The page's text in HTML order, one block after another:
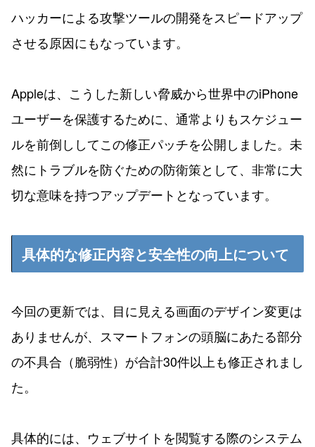
ハッカーによる攻撃ツールの開発をスピードアップ
させる原因にもなっています。
Appleは、こうした新しい脅威から世界中のiPhone
ユーザーを保護するために、通常よりもスケジュー
ルを前倒ししてこの修正パッチを公開しました。未
然にトラブルを防ぐための防衛策として、非常に大
切な意味を持つアップデートとなっています。
具体的な修正内容と安全性の向上について
今回の更新では、目に見える画面のデザイン変更は
ありませんが、スマートフォンの頭脳にあたる部分
の不具合（脆弱性）が合計30件以上も修正されまし
た。
具体的には、ウェブサイトを閲覧する際のシステム